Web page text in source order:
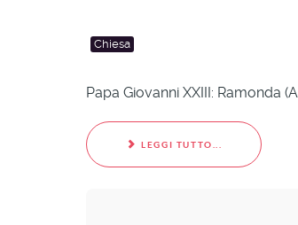
Chiesa
Papa Giovanni XXIII: Ramonda
LEGGI TUTTO...